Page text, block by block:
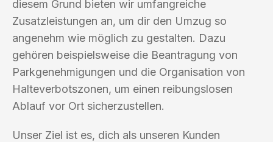
diesem Grund bieten wir umfangreiche
Zusatzleistungen an, um dir den Umzug so
angenehm wie möglich zu gestalten. Dazu
gehören beispielsweise die Beantragung von
Parkgenehmigungen und die Organisation von
Halteverbotszonen, um einen reibungslosen
Ablauf vor Ort sicherzustellen.
Unser Ziel ist es, dich als unseren Kunden